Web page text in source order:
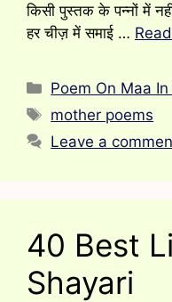
किसी पुस्तक के पन्नों में
हर चीज़ में समाई …
Categories
Poem On Maa
Tags
mother poems
Leave a
40 Best
Shayari